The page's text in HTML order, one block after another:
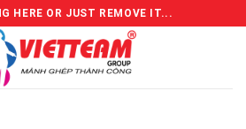
HERE OR JUST REMOVE IT...